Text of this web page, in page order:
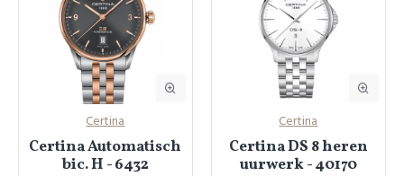
Certina
Certina Automatisch
bic. H - 6432
Certina
Certina DS 8 heren
uurwerk - 40170